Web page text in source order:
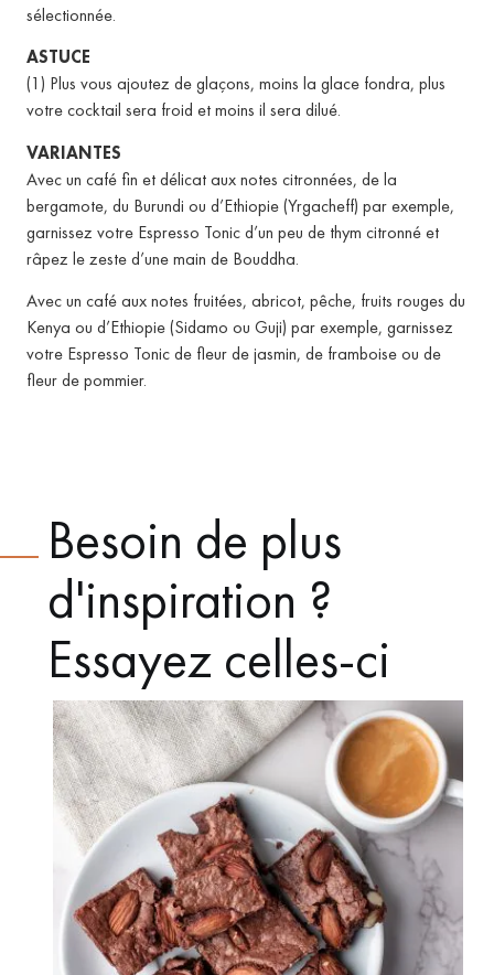
sélectionnée.
ASTUCE
(1) Plus vous ajoutez de glaçons, moins la glace fondra, plus
votre cocktail sera froid et moins il sera dilué.
VARIANTES
Avec un café fin et délicat aux notes citronnées, de la
bergamote, du Burundi ou d’Ethiopie (Yrgacheff) par exemple,
garnissez votre Espresso Tonic d’un peu de thym citronné et
râpez le zeste d’une main de Bouddha.
Avec un café aux notes fruitées, abricot, pêche, fruits rouges du
Kenya ou d’Ethiopie (Sidamo ou Guji) par exemple, garnissez
votre Espresso Tonic de fleur de jasmin, de framboise ou de
fleur de pommier.
Besoin de plus
d'inspiration ?
Essayez celles-ci